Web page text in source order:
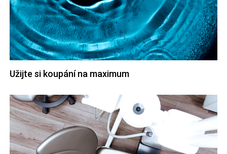
Užijte si koupání na maximum